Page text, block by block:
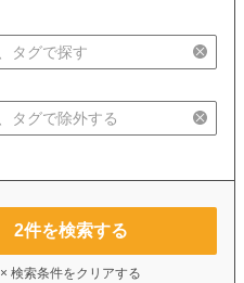
2件を検索する
× 検索条件をクリアする